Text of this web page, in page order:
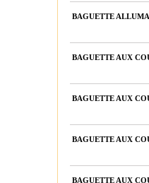
BAGUETTE
BAGUETTE AUX
BAGUETTE AUX
BAGUETTE AUX
BAGUETTE AUX